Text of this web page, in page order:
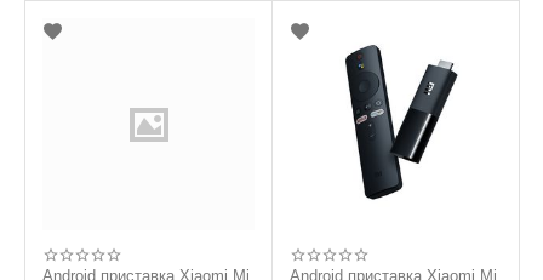
Android приставка Xiaomi Mi Android приставка Xiaomi Mi